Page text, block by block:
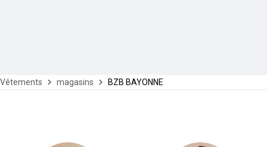
Vêtements magasins BZB BAYONNE